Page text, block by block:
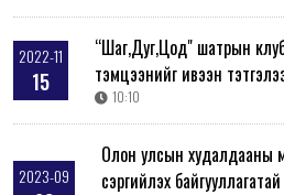
2022-11
15
“Шаг,Дуг,Цод" шатрын
тэмцээнийг ивээн
10:10
2023-09
Олон улсын худалдааны
сэргийлэх